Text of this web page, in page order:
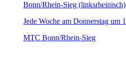
Bonn/Rhein-Sieg (linksrheinisch)
Jede Woche am Donnerstag um
MTC Bonn/Rhein-Sieg